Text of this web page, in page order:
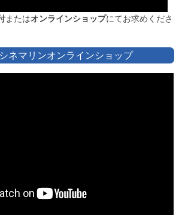
またはオンラインショップにてお求めくださ
ネマリンオンラインショップ